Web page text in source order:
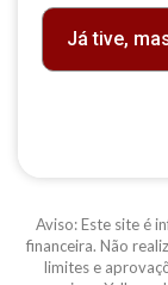
Já tive,
Aviso: Este site é
financeira. Não
limites e